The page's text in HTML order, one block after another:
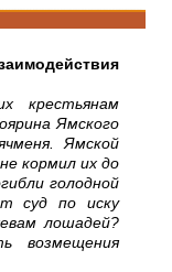
крестьянам
Ямского
Ямской
кормил их до
голодной
суд по иску
лошадей?
возмещения